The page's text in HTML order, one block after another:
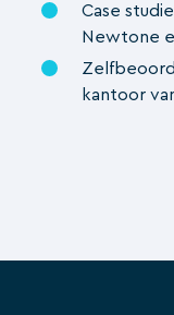
Case
Newtone
kantoor